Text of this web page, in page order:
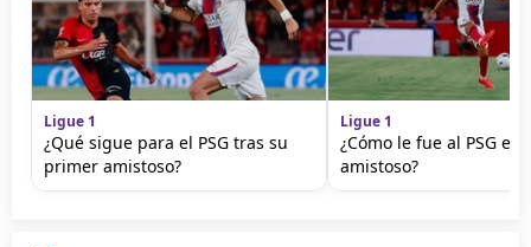
Ligue 1
¿Qué sigue para el PSG tras su
primer amistoso?
Ligue 1
¿Cómo le fue al PSG
amistoso?